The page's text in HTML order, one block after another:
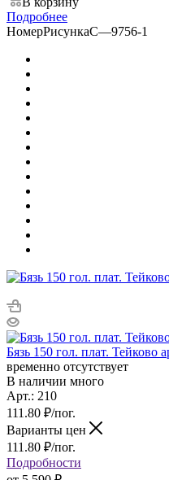
Подробнее
НомерРисункаС—9756-1
Бязь 150 гол. плат. Тейково
временно отсутствует
В наличии много
Арт.: 210
111.80 ₽/пог.
Варианты цен
111.80 ₽/пог.
Подробности